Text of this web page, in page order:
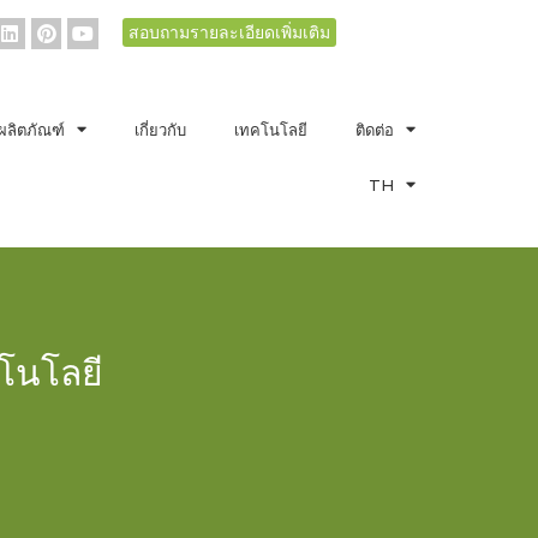
สอบถามรายละเอียดเพิ่มเติม
ผลิตภัณฑ์ เกี่ยวกับ เทคโนโลยี ติดต่อ
TH
นโลยี